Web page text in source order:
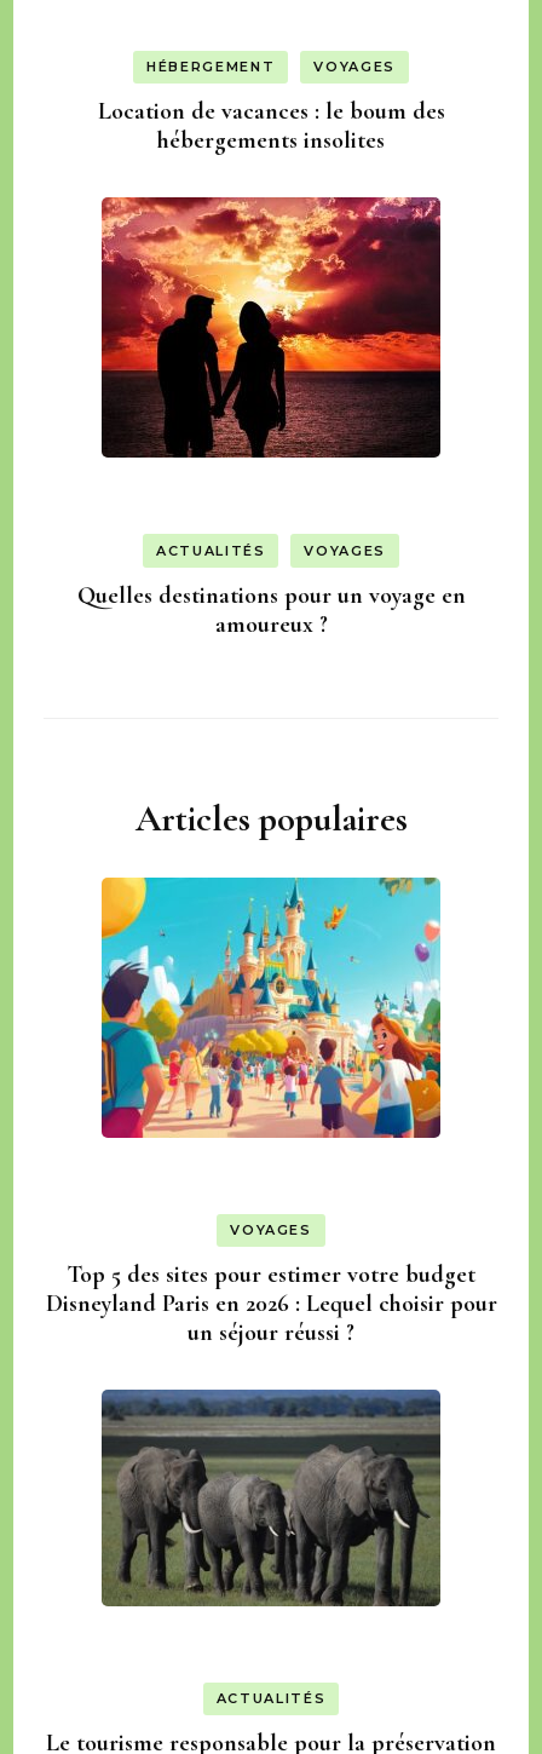
HÉBERGEMENT VOYAGES
Location de vacances : le boum des
hébergements insolites
ACTUALITÉS VOYAGES
Quelles destinations pour un voyage en
amoureux ?
Articles populaires
VOYAGES
Top 5 des sites pour estimer votre budget
Disneyland Paris en 2026 : Lequel choisir pour
un séjour réussi ?
ACTUALITÉS
Le tourisme responsable pour la préservation